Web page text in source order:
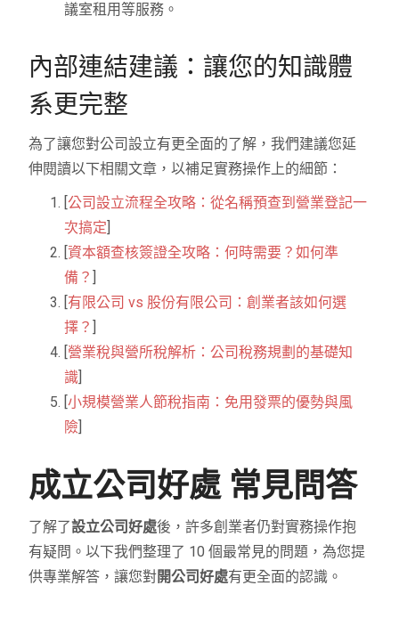
議室租用等服務。
內部連結建議：讓您的知識體
系更完整
為了讓您對公司設立有更全面的了解，我們建議您延
伸閱讀以下相關文章，以補足實務操作上的細節：
[公司設立流程全攻略：從名稱預查到營業登記一
次搞定]
[資本額查核簽證全攻略：何時需要？如何準
備？]
[有限公司 vs 股份有限公司：創業者該如何選
擇？]
[營業稅與營所稅解析：公司稅務規劃的基礎知
識]
[小規模營業人節稅指南：免用發票的優勢與風
險]
成立公司好處 常見問答
了解了設立公司好處後，許多創業者仍對實務操作抱
有疑問。以下我們整理了 10 個最常見的問題，為您提
供專業解答，讓您對開公司好處有更全面的認識。